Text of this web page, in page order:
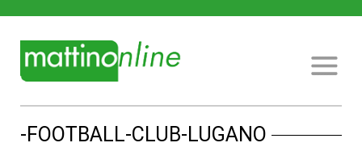
-FOOTBALL-CLUB-LUGANO